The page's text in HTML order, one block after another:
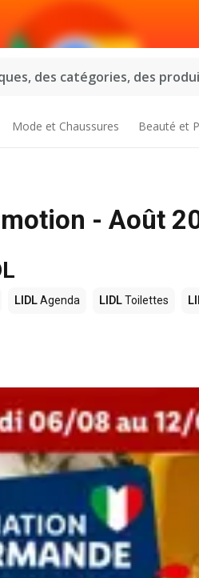
des catégories, des
Mode et Chaussures Beauté et
- Août
LIDLAgenda LIDLToilettes